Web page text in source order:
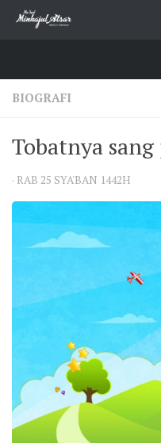
Skip to content
BIOGRAFI
Tobatnya
· RAB 25 SYA'BAN 1442H